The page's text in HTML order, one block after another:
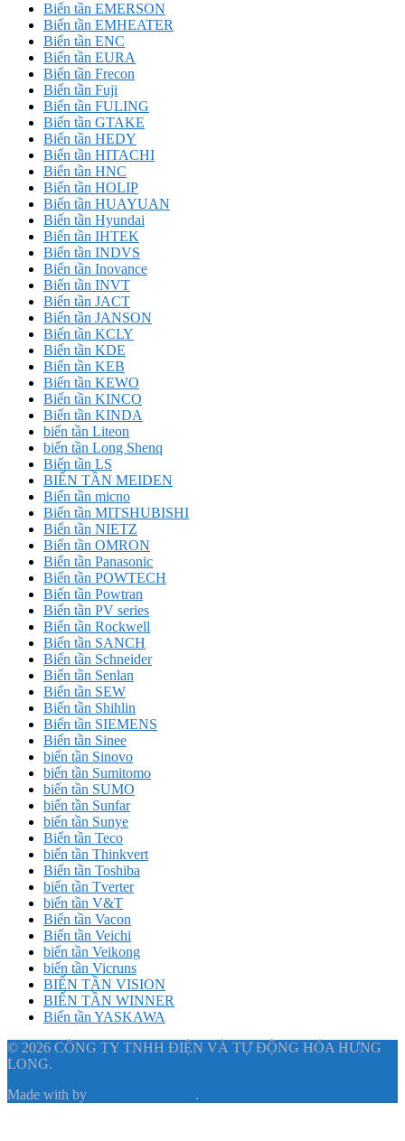
Biến tần EMERSON
Biến tần EMHEATER
Biến tần ENC
Biến tần EURA
Biến tần Frecon
Biến tần Fuji
Biến tần FULING
Biến tần GTAKE
Biến tần HEDY
Biến tần HITACHI
Biến tần HNC
Biến tần HOLIP
Biến tần HUAYUAN
Biến tần Hyundai
Biến tần IHTEK
Biến tần INDVS
Biến tần Inovance
Biến tần INVT
Biến tần JACT
Biến tần JANSON
Biến tần KCLY
Biến tần KDE
Biến tần KEB
Biến tần KEWO
Biến tần KINCO
Biến tần KINDA
biến tần Liteon
biến tần Long Shenq
Biến tần LS
BIẾN TẦN MEIDEN
Biến tần micno
Biến tần MITSHUBISHI
Biến tần NIETZ
Biến tần OMRON
Biến tần Panasonic
Biến tần POWTECH
Biến tần Powtran
Biến tần PV series
Biến tần Rockwell
Biến tần SANCH
Biến tần Schneider
Biến tần Senlan
Biến tần SEW
Biến tần Shihlin
Biến tần SIEMENS
Biến tần Sinee
biến tần Sinovo
biến tần Sumitomo
biến tần SUMO
biến tần Sunfar
biến tần Sunye
Biến tần Teco
biến tần Thinkvert
Biến tần Toshiba
biến tần Tverter
biến tần V&T
Biến tần Vacon
Biến tần Veichi
biến tần Veikong
biến tần Vicruns
BIẾN TẦN VISION
BIẾN TẦN WINNER
Biến tần YASKAWA
© 2026 CÔNG TY TNHH ĐIỆN VÀ TỰ ĐỘNG HÓA HƯNG
LONG.
Made with by .